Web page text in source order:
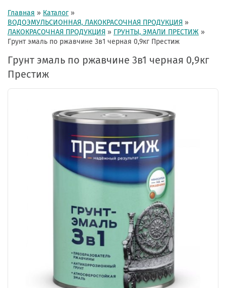
Главная » Каталог »
ВОДОЭМУЛЬСИОННАЯ, ЛАКОКРАСОЧНАЯ ПРОДУКЦИЯ »
ЛАКОКРАСОЧНАЯ ПРОДУКЦИЯ » ГРУНТЫ, ЭМАЛИ ПРЕСТИЖ »
Грунт эмаль по ржавчине 3в1 черная 0,9кг Престиж
Грунт эмаль по ржавчине 3в1 черная 0,9кг
Престиж